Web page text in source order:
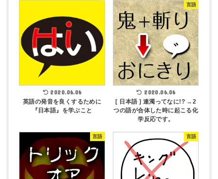
2020.06.06
英語の発音を良くするために
『日本語』を学ぶこと
言語
2020.06.06
[ 日本語 ] 連濁ってなに!? →2
つの語が合体した時に起こる化
学反応です。
言語 言語